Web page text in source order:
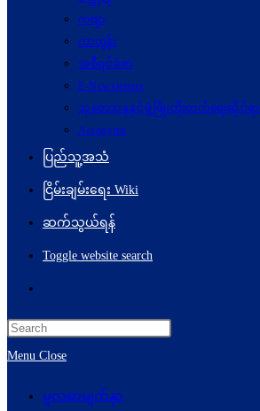
ကဗျာ
ကာတွန်း
အစီရင်ခံစာ
E-Newsletters
သုတေသနနှင့်ဖွံ့ဖြိုးတိုးတက်ရေးဆိုင်ရာ
Acronyms
ပြည်သူ့အသံ
ငြိမ်းချမ်းရေး Wiki
ဆက်သွယ်ရန်
Toggle website search
Menu Close
မူလစာမျက်နှာ